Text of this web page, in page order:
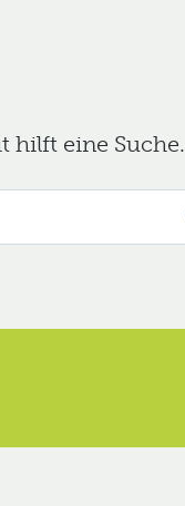
hilft eine Suche.